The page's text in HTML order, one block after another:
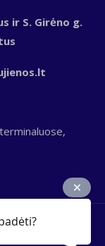
ir S. Girėno g.